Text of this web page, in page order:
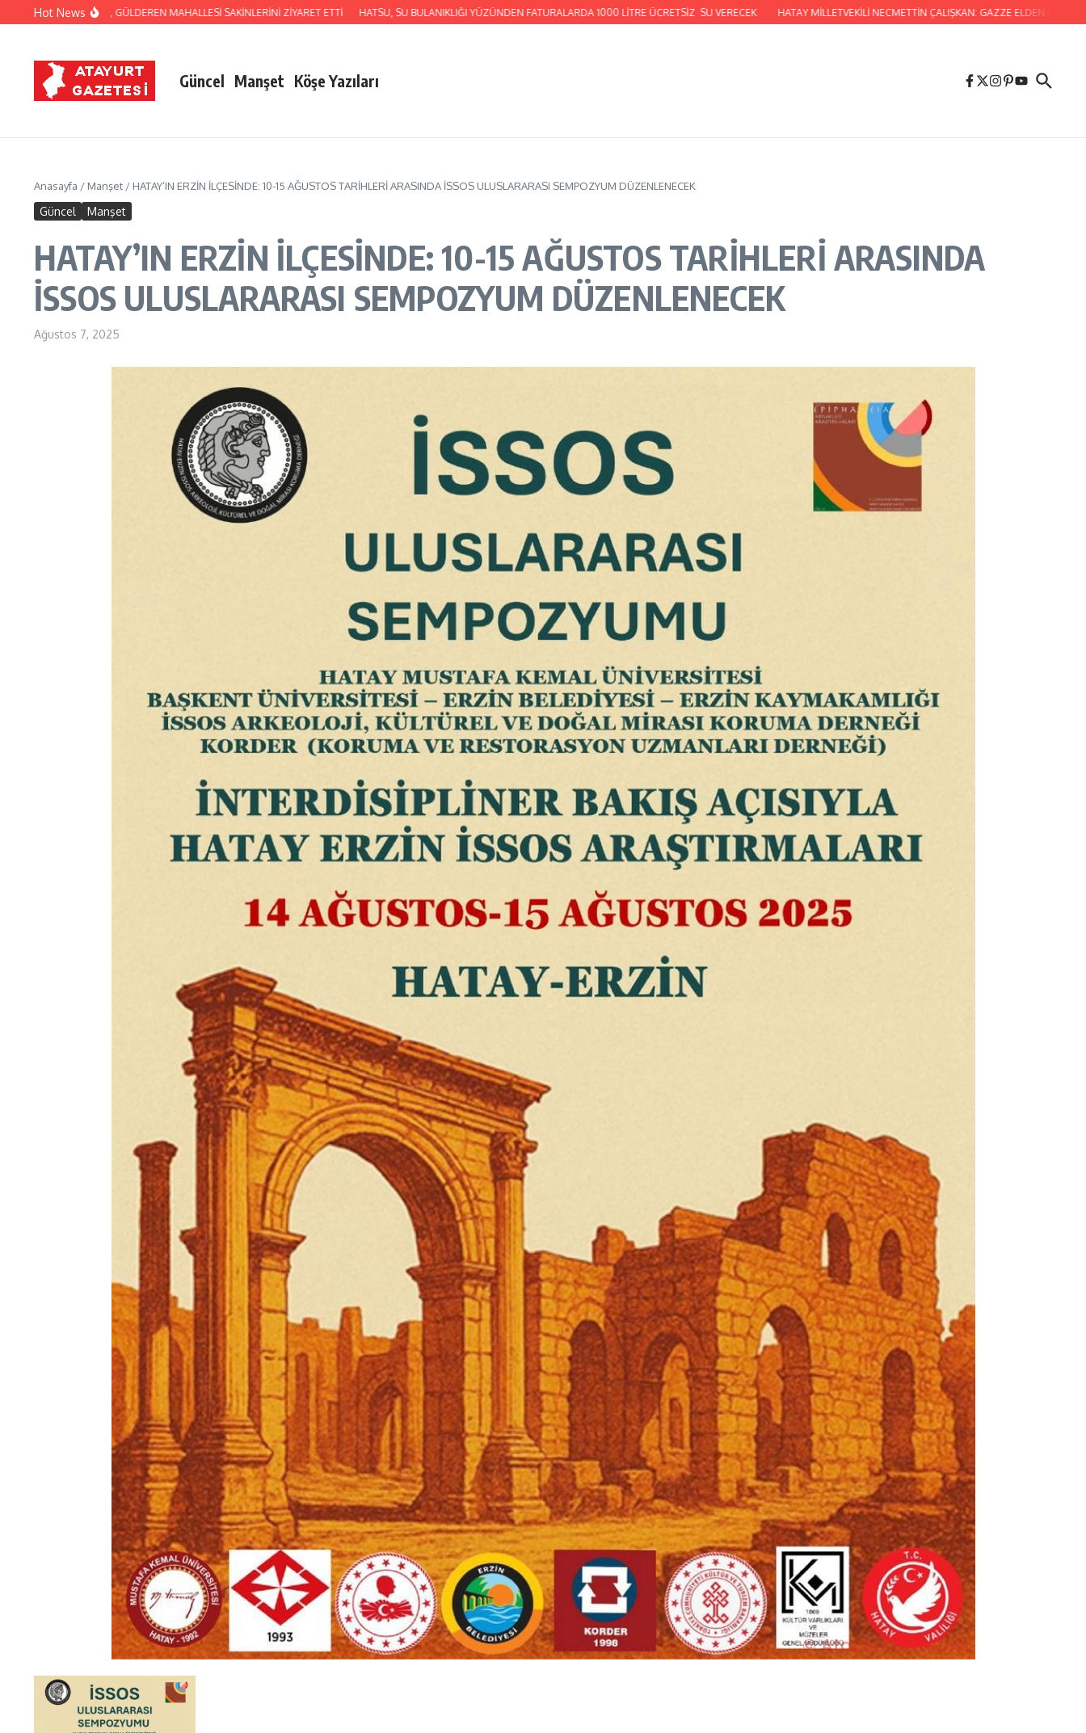
İçeriğe atlaHot News
NACİ YAPAR, GÜLDEREN MAHALLESİ SAKİNLERİNİ ZİYARET ETTİ HATSU, SU BULANIKLIĞI YÜZÜNDEN FATURALARDA 1000 LİTRE ÜCRETSİZ SU VERECEK HATAY MİLLETVEKİLİ NECMETTİN ÇALIŞKAN: GAZZE ELDEN GİDİYOR,
Güncel Manşet Köşe Yazıları
Anasayfa / Manşet / HATAY’IN ERZİN İLÇESİNDE: 10-15 AĞUSTOS TARİHLERİ ARASINDA İSSOS ULUSLARARASI SEMPOZYUM DÜZENLENECEK
Güncel Manşet
HATAY’IN ERZİN İLÇESİNDE: 10-15 AĞUSTOS TARİHLERİ ARASINDA
İSSOS ULUSLARARASI SEMPOZYUM DÜZENLENECEK
Ağustos 7, 2025